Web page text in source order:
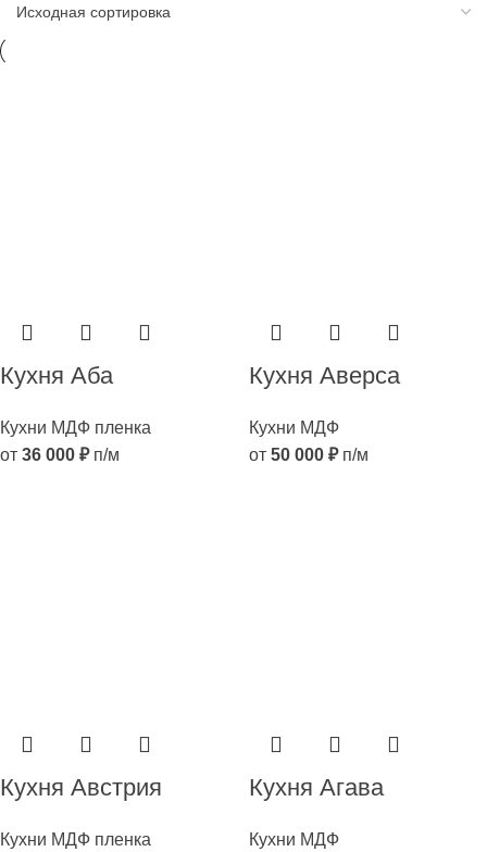
Кухня Аба
Кухни МДФ пленка
от 36 000 ₽п/м
Кухня Аверса
Кухни МДФ
от 50 000 ₽п/м
Кухня Австрия
Кухни МДФ пленка
Кухня Агава
Кухни МДФ